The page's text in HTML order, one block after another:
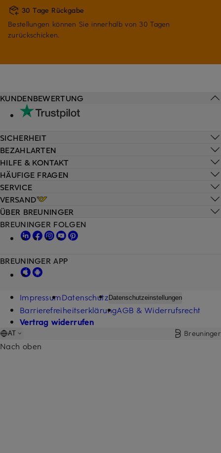
30 Tage Rückgabe
Bestellungen können Sie innerhalb von 30 Tagen
zurückschicken.
HILFE & KONTAKT
HÄUFIGE FRAGEN
SERVICE
VERSAND
KUNDENBEWERTUNG
SICHERHEIT
BEZAHLARTEN
ÜBER BREUNINGER
BREUNINGER FOLGEN
BREUNINGER APP
ImpressumDatenschutz Datenschutzeinstellungen
BarrierefreiheitserklärungAGB & Widerrufsrecht
Vertrag widerrufen
AT Breuninger
Nach oben